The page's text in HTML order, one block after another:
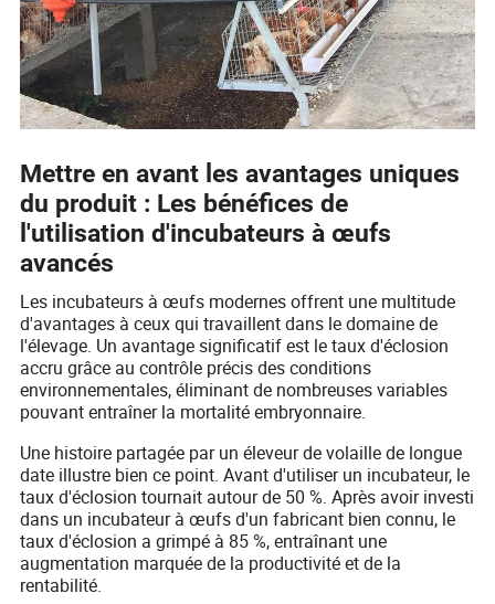
Mettre en avant les avantages uniques
du produit : Les bénéfices de
l'utilisation d'incubateurs à œufs
avancés
Les incubateurs à œufs modernes offrent une multitude
d'avantages à ceux qui travaillent dans le domaine de
l'élevage. Un avantage significatif est le taux d'éclosion
accru grâce au contrôle précis des conditions
environnementales, éliminant de nombreuses variables
pouvant entraîner la mortalité embryonnaire.
Une histoire partagée par un éleveur de volaille de longue
date illustre bien ce point. Avant d'utiliser un incubateur, le
taux d'éclosion tournait autour de 50 %. Après avoir investi
dans un incubateur à œufs d'un fabricant bien connu, le
taux d'éclosion a grimpé à 85 %, entraînant une
augmentation marquée de la productivité et de la
rentabilité.